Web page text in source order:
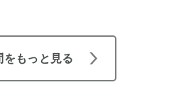
をもっと見る